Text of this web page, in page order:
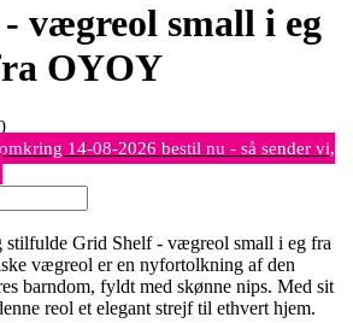
vægreol small i eg
OYOY
14-08-2026 bestil nu - så sender vi,
stilfulde Grid Shelf - vægreol small i eg fra
vægreol er en nyfortolkning af den
barndom, fyldt med skønne nips. Med sit
reol et elegant strejf til ethvert hjem.